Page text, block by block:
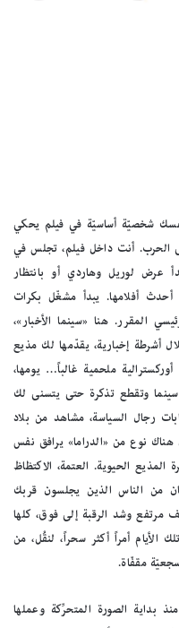
شخصيّة أساسيّة في فيلم يحكي
الحرب. أنت داخل فيلم، تجلس في
عرض لوريل وهاردي أو بانتظار
أفلامها. يبدأ مشغّل بكرات
المقرر. هنا «سينما الأخبار»،
إخبارية، يقدّمها لك مذيع
ملحمية غالباً… يومها،
وتقطع تذكرة حتى يتسنى لك
رجال السياسة، مشاهد من بلاد
هناك نوع من «الدراما» يرافق نفس
الحيوية. العتمة، الاكتظاظ
من الناس الذين يجلسون قربك
مرتفع وشد الرقبة إلى فوق، كلها
أمراً أكثر سحراً، لنقُل، من
مقفّاة.
بداية الصورة المتحرِّكة وعملها